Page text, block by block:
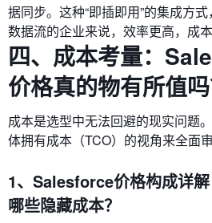
据同步。这种“即插即用”的集成方
数据流的企业来说，效率更高，成本
四、成本考量：
价格真的物有所值吗
成本是选型中无法回避的现实问题
体拥有成本（TCO）的视角来全面审
1、Salesforce价格构成详
哪些隐藏成本？